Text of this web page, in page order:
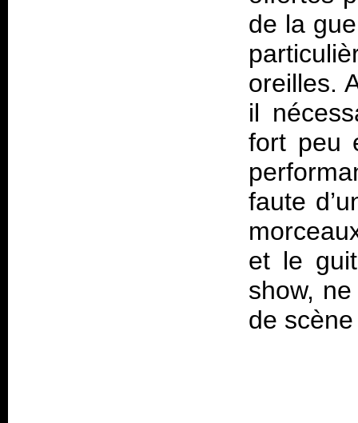
de la
oreilles.
il
fort peu
faute
et le
show,